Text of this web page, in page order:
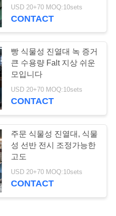
산대
21
USD 20+70 MOQ:10sets
CONTACT
빵 식물성 진열대 녹 증거
큰 수용량 Falt 지상 쉬운
모입니다
USD 20+70 MOQ:10sets
CONTACT
주문 식물성 진열대, 식물
성 선반 전시 조정가능한
고도
USD 20+70 MOQ:10sets
CONTACT